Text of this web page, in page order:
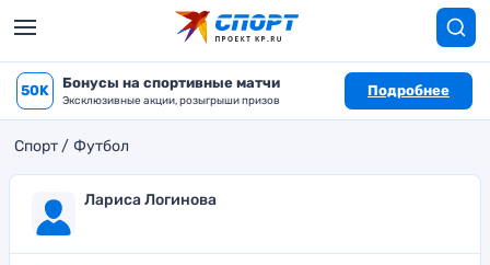
50K Бонусы на спортивные матчи
Эксклюзивные акции, розыгрыши призов
Подробнее
Спорт Футбол
Лариса Логинова